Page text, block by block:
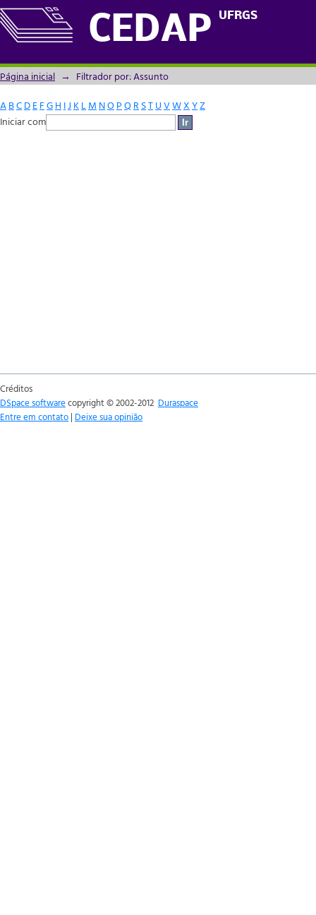
CEDAP UFRGS
Filtrador por: Assunto
Página inicial → Filtrador por: Assunto
ABCDEFGH IJ KLM NOPQRSTUVWXYZ
Iniciar com
Créditos
DSpace softwarecopyright © 2002-2012 Duraspace
Entre em contato | Deixe sua opinião